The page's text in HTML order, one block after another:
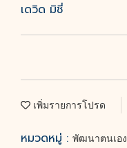
เดวิด มิชี่
เพิ่มรายการโปรด
หมวดหมู่ : พัฒนาตนเอง